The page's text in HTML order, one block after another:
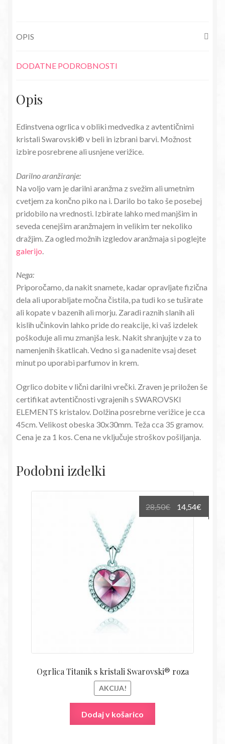
OPIS
DODATNE PODROBNOSTI
Opis
Edinstvena ogrlica v obliki medvedka z avtentičnimi
kristali Swarovski® v beli in izbrani barvi. Možnost
izbire posrebrene ali usnjene verižice.
Darilno aranžiranje:
Na voljo vam je darilni aranžma z svežim ali umetnim
cvetjem za končno piko na i. Darilo bo tako še posebej
pridobilo na vrednosti. Izbirate lahko med manjšim in
seveda cenejšim aranžmajem in velikim ter nekoliko
dražjim. Za ogled možnih izgledov aranžmaja si poglejte
galerijo
Nega:
Priporočamo, da nakit snamete, kadar opravljate fizična
dela ali uporabljate močna čistila, pa tudi ko se tuširate
ali kopate v bazenih ali morju. Zaradi raznih slanih ali
kislih učinkovin lahko pride do reakcije, ki vaš izdelek
poškoduje ali mu zmanjša lesk. Nakit shranjujte v za to
namenjenih škatlicah. Vedno si ga nadenite vsaj deset
minut po uporabi parfumov in krem.
Ogrlico dobite v lični darilni vrečki. Zraven je priložen še
certifikat avtentičnosti vgrajenih s SWAROVSKI
ELEMENTS kristalov. Dolžina posrebrne verižice je cca
45cm. Velikost obeska 30x30mm. Teža cca 35 gramov.
Cena je za 1 kos. Cena ne vključuje stroškov pošiljanja.
Podobni izdelki
Ogrlica Titanik s kristali Swarovski® roza
AKCIJA!
28,50€
Izvirna
cena
14,54€
cena
Dodaj v košarico